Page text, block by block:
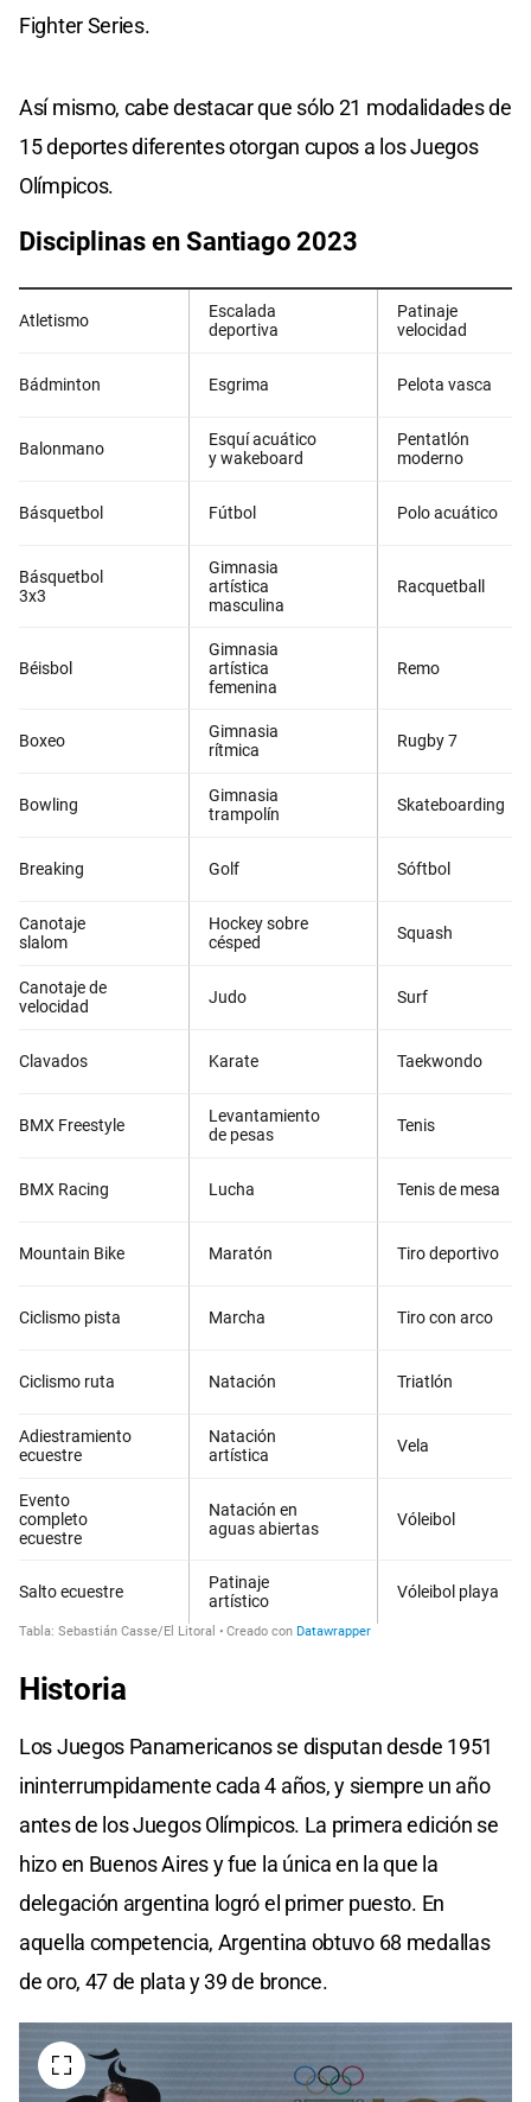
Fighter Series.
Así mismo, cabe destacar que sólo 21 modalidades de
15 deportes diferentes otorgan cupos a los Juegos
Olímpicos.
Historia
Los Juegos Panamericanos se disputan desde 1951
ininterrumpidamente cada 4 años, y siempre un año
antes de los Juegos Olímpicos. La primera edición se
hizo en Buenos Aires y fue la única en la que la
delegación argentina logró el primer puesto. En
aquella competencia, Argentina obtuvo 68 medallas
de oro, 47 de plata y 39 de bronce.